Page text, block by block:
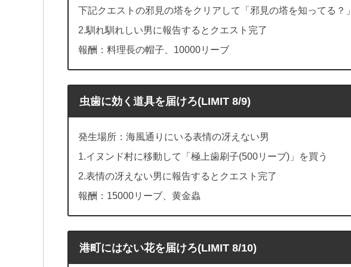
下記クエストの邪見の塔をクリアして「邪見の塔を知ってる？」
2.馴れ馴れしい男に報告するとクエスト完了
報酬：料理長の帽子、10000リーブ
虫歯に効く道具を届けろ(LIMIT 8/9)
発生場所：海風通りにいる表情の冴えない男
1.イヌンド村に移動して「極上歯刷子(500リーブ)」を買う
2.表情の冴えない男に報告するとクエスト完了
報酬：15000リーブ、黄金蟲
港町にはない花を届けろ(LIMIT 8/10)